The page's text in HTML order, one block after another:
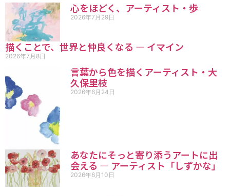
心をほどく、アーティスト・歩
2026年7月29日
描くことで、世界と仲良くなる ― イマイン
2026年7月8日
言葉から色を描くアーティスト・大
久保里枝
2026年6月24日
あなたにそっと寄り添うアートに出
会える ― アーティスト「しずかな」
2026年6月10日